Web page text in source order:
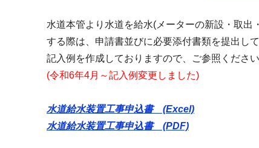
水道本管より水道を給水(メーターの新設・取
する際は、申請書並びに必要添付書類を提出して
記入例を作成しておりますので、ご参照ください
(令和6年4月～記入例変更しました)
水道給水装置工事申込書 (Excel)
水道給水装置工事申込書 (PDF)